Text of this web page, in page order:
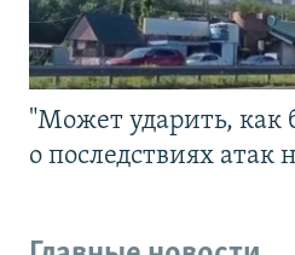
"Может ударить, как
о последствиях атак